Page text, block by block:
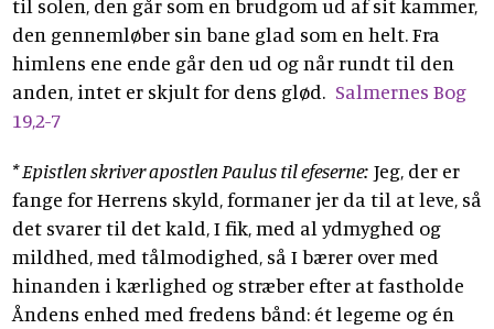
til solen, den går som en brudgom ud af sit kammer,
den gennemløber sin bane glad som en helt. Fra
himlens ene ende går den ud og når rundt til den
anden, intet er skjult for dens glød. Salmernes Bog
19,2-7
* Epistlen skriver apostlen Paulus til efeserne: Jeg, der er
fange for Herrens skyld, formaner jer da til at leve, så
det svarer til det kald, I fik, med al ydmyghed og
mildhed, med tålmodighed, så I bærer over med
hinanden i kærlighed og stræber efter at fastholde
Åndens enhed med fredens bånd: ét legeme og én